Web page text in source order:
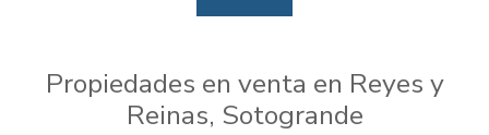
Propiedades en venta en Reyes y
Reinas, Sotogrande